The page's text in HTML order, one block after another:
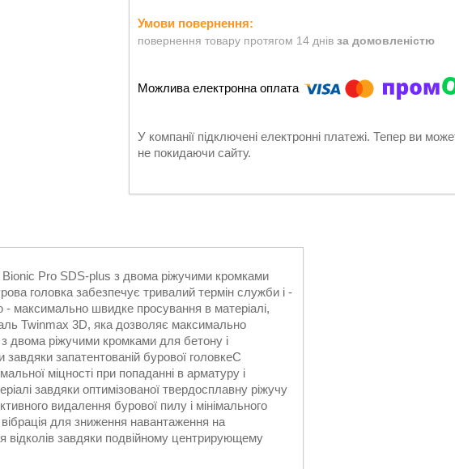
повернення товару протягом 14 днів за домовленістю
У компанії підключені електронні платежі. Тепер ви
не покидаючи сайту.
Pro SDS-plus з двома ріжучими кромками
головка забезпечує тривалий термін служби і -
- максимально швидке просування в матеріалі,
Twinmax 3D, яка дозволяє максимально
двома ріжучими кромками для бетону і
запатентованій бурової головкеС
міцності при попаданні в арматуру і
завдяки оптимізованої твердосплавну ріжучу
видалення бурової пилу і мінімального
для зниження навантаження на
відколів завдяки подвійному центрирующему